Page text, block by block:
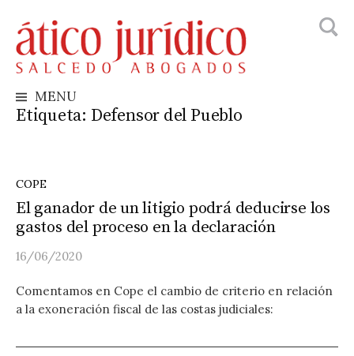
to
content
MENU
Etiqueta: Defensor del Pueblo
COPE
El ganador de un litigio podrá deducirse los
gastos del proceso en la declaración
16/06/2020
Comentamos en Cope el cambio de criterio en relación
a la exoneración fiscal de las costas judiciales: